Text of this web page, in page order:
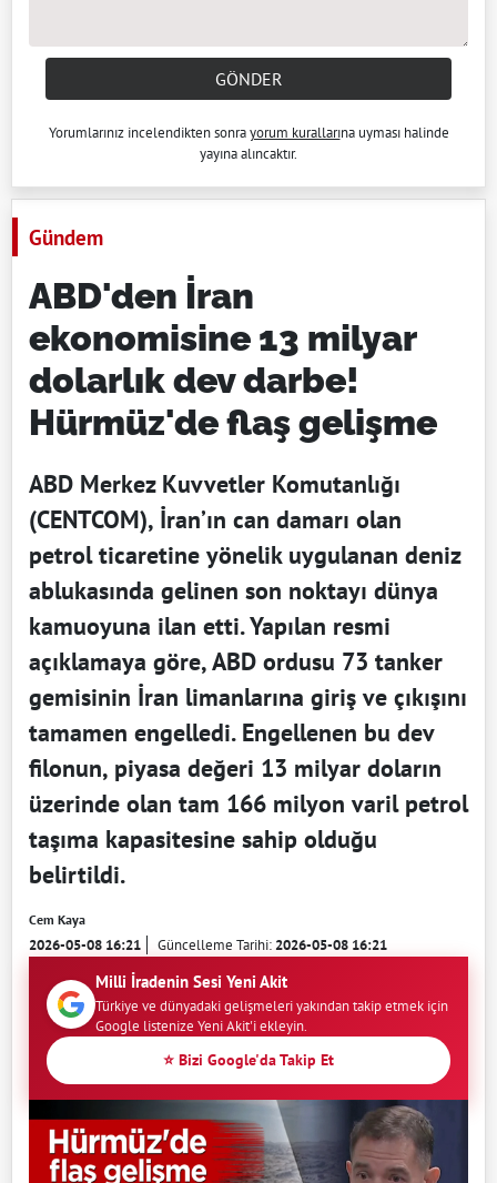
GÖNDER
Yorumlarınız incelendikten sonrayorum kurallarına uyması halinde
yayına alıncaktır.
Gündem
ABD'den İran
ekonomisine 13 milyar
dolarlık dev darbe!
Hürmüz'de flaş gelişme
ABD Merkez Kuvvetler Komutanlığı
(CENTCOM), İran’ın can damarı olan
petrol ticaretine yönelik uygulanan deniz
ablukasında gelinen son noktayı dünya
kamuoyuna ilan etti. Yapılan resmi
açıklamaya göre, ABD ordusu 73 tanker
gemisinin İran limanlarına giriş ve çıkışını
tamamen engelledi. Engellenen bu dev
filonun, piyasa değeri 13 milyar doların
üzerinde olan tam 166 milyon varil petrol
taşıma kapasitesine sahip olduğu
belirtildi.
Cem Kaya
2026-05-08 16:21 Güncelleme Tarihi:2026-05-08 16:21
Milli İradenin Sesi Yeni Akit
Türkiye ve dünyadaki gelişmeleri yakından takip etmek için
Google listenize Yeni Akit'i ekleyin.
⭐ Bizi Google'da Takip Et